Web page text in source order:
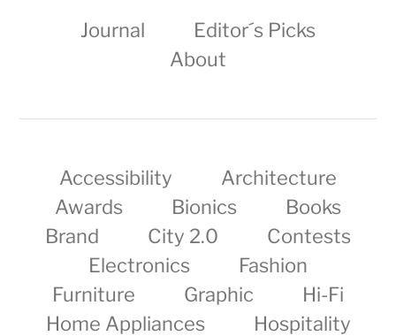
Journal
Editor´s Picks
About
Accessibility
Architecture
Awards
Bionics
Books
Brand
City 2.0
Contests
Electronics
Fashion
Furniture
Graphic
Hi-Fi
Home Appliances
Hospitality